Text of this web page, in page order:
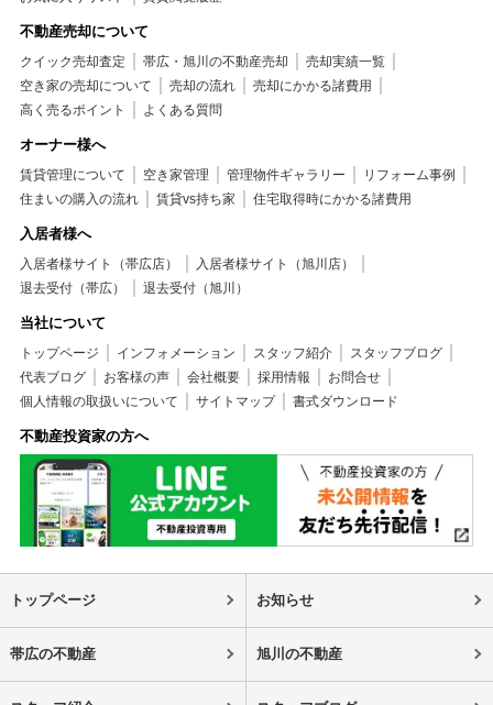
不動産売却について
クイック売却査定 帯広・旭川の不動産売却
売却実績一覧
空き家の売却について
売却の流れ
売却にかかる諸費用
高く売るポイント
よくある質問
オーナー様へ
賃貸管理について 空き家管理 管理物件ギャラリー
リフォーム事例
住まいの購入の流れ
賃貸vs持ち家 住宅取得時にかかる諸費用
入居者様へ
入居者様サイト（帯広店）
入居者様サイト（旭川店）
退去受付（帯広）
退去受付（旭川）
当社について
トップページ インフォメーション スタッフ紹介
スタッフブログ
代表ブログ
お客様の声 会社概要 採用情報
お問合せ
個人情報の取扱いについて
サイトマップ 書式ダウンロード
不動産投資家の方へ
トップページ お知らせ
帯広の不動産 旭川の不動産